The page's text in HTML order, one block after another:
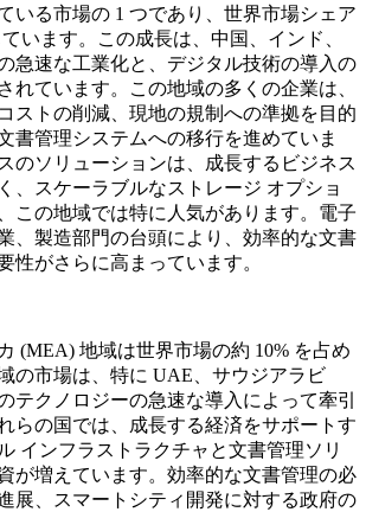
いる市場の 1 つであり、世界市場シェア
います。この成長は、中国、インド、
急速な工業化と、デジタル技術の導入の
れています。この地域の多くの企業は、
ストの削減、現地の規制への準拠を目的
書管理システムへの移行を進めていま
のソリューションは、成長するビジネス
、スケーラブルなストレージ オプショ
この地域では特に人気があります。電子
、製造部門の台頭により、効率的な文書
性がさらに高まっています。
(MEA) 地域は世界市場の約 10% を占め
の市場は、特に UAE、サウジアラビ
テクノロジーの急速な導入によって牽引
らの国では、成長する経済をサポートす
インフラストラクチャと文書管理ソリ
が増えています。効率的な文書管理の必
展、スマートシティ開発に対する政府の